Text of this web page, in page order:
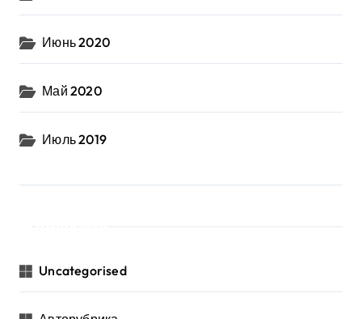
Июнь 2020
Май 2020
Июль 2019
Uncategorised